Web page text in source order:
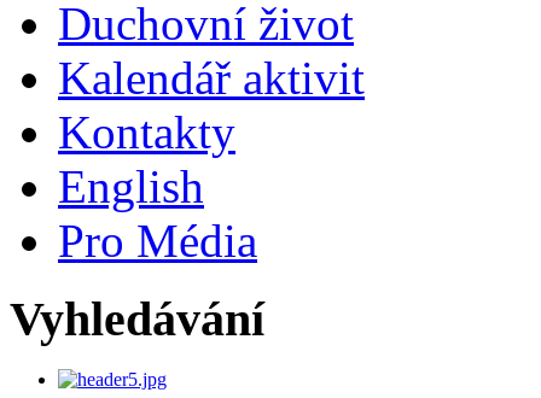
Duchovní život
Kalendář aktivit
Kontakty
English
Pro Média
Vyhledávání